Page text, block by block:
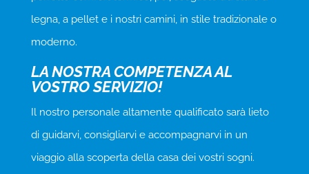
legna, a pellet e i nostri camini, in stile tradizionale o
moderno.
LA NOSTRA COMPETENZA AL
VOSTRO SERVIZIO!
Il nostro personale altamente qualificato sarà lieto
di guidarvi, consigliarvi e accompagnarvi in un
viaggio alla scoperta della casa dei vostri sogni.